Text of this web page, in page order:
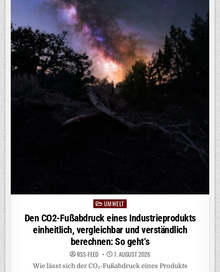
BOJE
EIN
PostedUMWELT
Den CO2-Fußabdruck eines Industrieprodukts
einheitlich, vergleichbar und verständlich
berechnen: So geht‘s
RSS-FEED 7. AUGUST 2026
Wie lässt sich der CO₂-Fußabdruck eines Produkts